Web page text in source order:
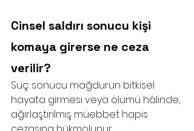
Cinsel saldırı sonucu kişi
komaya girerse ne ceza
verilir?
Suç sonucu mağdurun bitkisel
hayata girmesi veya ölümü hâlinde,
ağırlaştırılmış müebbet hapis